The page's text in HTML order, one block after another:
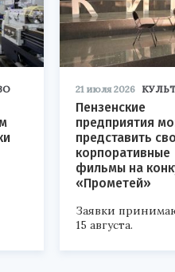
21 июля 2026
Пензенские
предприятия
представить
корпоративные
фильмы на
«Прометей»
Заявки
15 августа.